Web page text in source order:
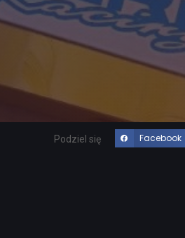
Podziel się Facebook